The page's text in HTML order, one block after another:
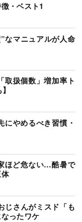
・ベスト1
なマニュアルが人命
扱個数」増加率ト
にやめるべき習慣・
ほど危ない…酷暑で
じさんがミスド「も
ったワケ